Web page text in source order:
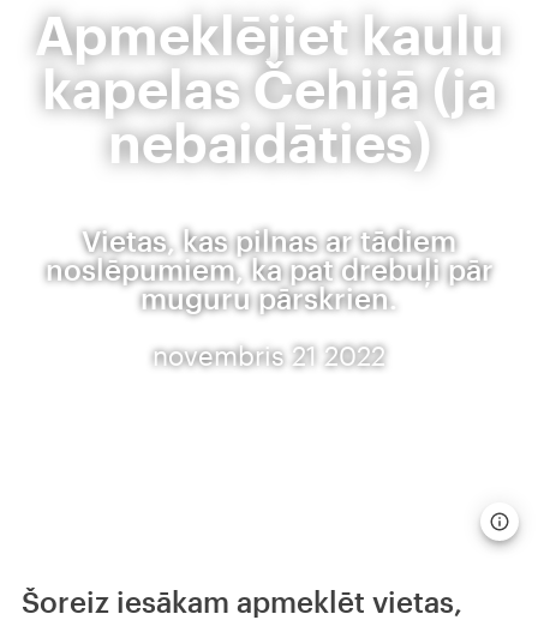
Apmeklējiet kaulu
kapelas Čehijā (ja
nebaidāties)
Vietas, kas pilnas ar tādiem
noslēpumiem, ka pat drebuļi pār
muguru pārskrien.
novembris 21 2022
Šoreiz iesākam apmeklēt vietas,